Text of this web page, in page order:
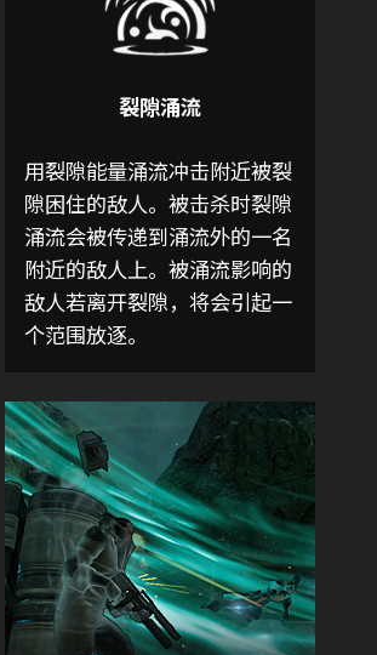
裂隙涌流
用裂隙能量涌流冲击附近被裂
隙困住的敌人。被击杀时裂隙
涌流会被传递到涌流外的一名
附近的敌人上。被涌流影响的
敌人若离开裂隙，将会引起一
个范围​​放逐。